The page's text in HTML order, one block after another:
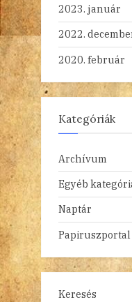
2023. január
2022.
2020. február
Kategóriák
Archívum
Egyéb
Naptár
Papiruszportal
Keresés